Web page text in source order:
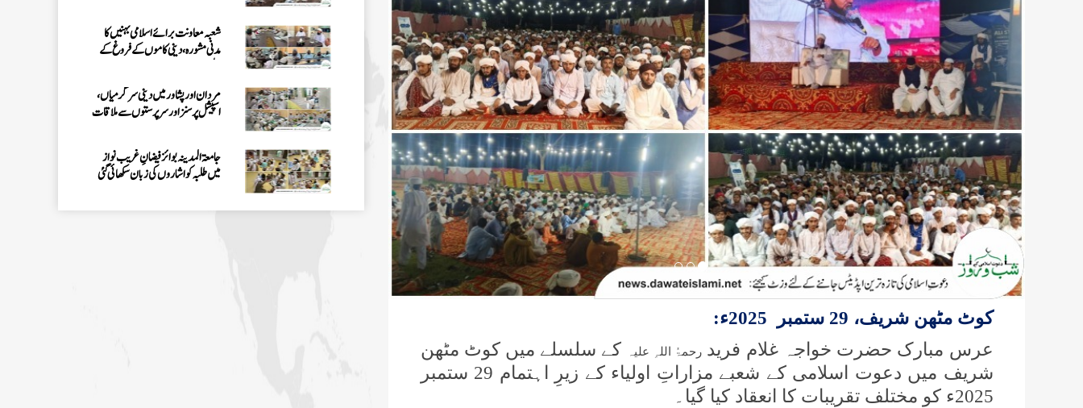
کوٹ مٹھن شریف، 29 ستمبر 2025ء:
عرس مبارک حضرت خواجہ غلام فرید رحمۃُ اللہِ علیہ
کے سلسلے میں کوٹ مٹھن
شریف میں دعوت اسلامی کے شعبے مزاراتِ اولیاء کے زیرِ اہتمام 29 ستمبر
2025ء کو مختلف تقریبات کا انعقاد کیا گیا۔
شعبہ معاونت برائے اسلامی بہنیں کا
مدنی مشورہ، دینی کاموں کے فروغ کے
مردان اور پشاور میں دینی سرگرمیاں،
اسپیشل پرسنز اور سرپرستوں سے ملاقات
جامعۃ المدینہ بوائز فیضانِ غریب نواز
میں طلبہ کو اشاروں کی زبان سکھائی گئی